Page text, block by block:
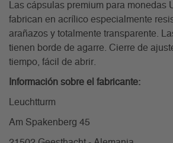
Las cápsulas premium para monedas
fabrican en acrílico especialmente
arañazos y totalmente transparente.
tienen borde de agarre. Cierre de
tiempo, fácil de abrir.
Información sobre el fabricante:
Leuchtturm
Am Spakenberg 45